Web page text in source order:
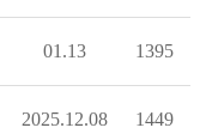
01.13 1395
2025.12.08 1449